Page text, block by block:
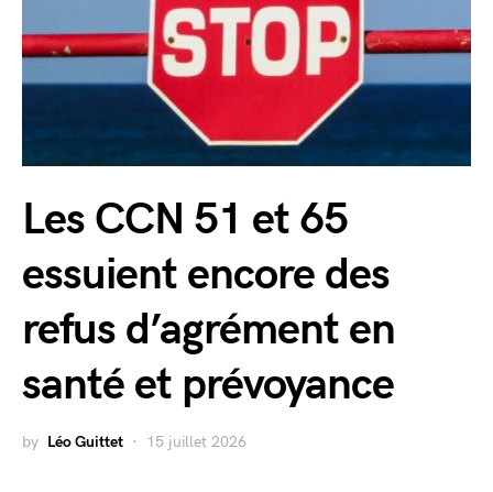
Les CCN 51 et 65
essuient encore des
refus d’agrément en
santé et prévoyance
by Léo Guittet 15 juillet 2026